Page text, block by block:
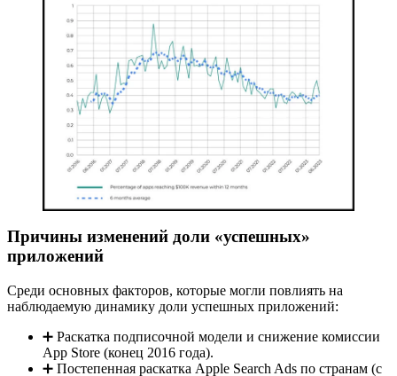
Причины изменений доли «успешных»
приложений
Среди основных факторов, которые могли повлиять на
наблюдаемую динамику доли успешных приложений:
➕ Раскатка подписочной модели и снижение комиссии
App Store (конец 2016 года).
➕ Постепенная раскатка Apple Search Ads по странам (с